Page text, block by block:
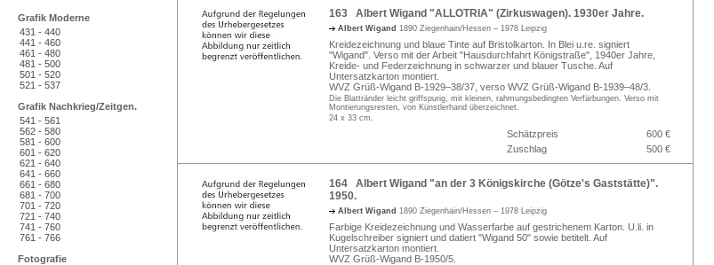
Grafik Moderne
431 - 440
441 - 460
461 - 480
481 - 500
501 - 520
521 - 537
Grafik Nachkrieg/Zeitgen.
541 - 561
562 - 580
581 - 600
601 - 620
621 - 640
641 - 660
661 - 680
681 - 700
701 - 720
721 - 740
741 - 760
761 - 766
Fotografie
163 Albert Wigand "ALLOTRIA" (Zirkuswagen). 1930er Jahre.
Albert Wigand 1890 Ziegenhain/Hessen – 1978 Leipzig
Kreidezeichnung und blaue Tinte auf Bristolkarton. In Blei u.re. signiert
"Wigand". Verso mit der Arbeit "Hausdurchfahrt Königstraße", 1940er Jahre,
Kreide- und Federzeichnung in schwarzer und blauer Tusche. Auf
Untersatzkarton montiert.
WVZ Grüß-Wigand B-1929–38/37, verso WVZ Grüß-Wigand B-1939–48/3.
Die Blattränder leicht griffspurig, mit kleinen, rahmungsbedingten Verfärbungen. Verso mit
Montierungsresten, von Künstlerhand überzeichnet.
24 x 33 cm.
Schätzpreis
600 €
Zuschlag
500 €
164 Albert Wigand "an der 3 Königskirche (Götze's Gaststätte)".
1950.
Albert Wigand 1890 Ziegenhain/Hessen – 1978 Leipzig
Farbige Kreidezeichnung und Wasserfarbe auf gestrichenem Karton. U.li. in
Kugelschreiber signiert und datiert "Wigand 50" sowie betitelt. Auf
Untersatzkarton montiert.
WVZ Grüß-Wigand B-1950/5.